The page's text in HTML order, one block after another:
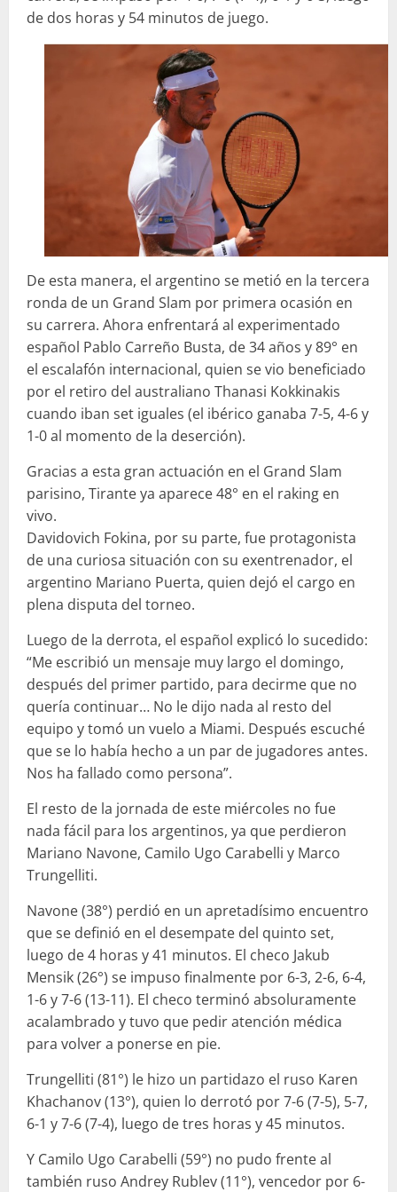
de dos horas y 54 minutos de juego.
De esta manera, el argentino se metió en la tercera
ronda de un Grand Slam por primera ocasión en
su carrera. Ahora enfrentará al experimentado
español Pablo Carreño Busta, de 34 años y 89° en
el escalafón internacional, quien se vio beneficiado
por el retiro del australiano Thanasi Kokkinakis
cuando iban set iguales (el ibérico ganaba 7-5, 4-6 y
1-0 al momento de la deserción).
Gracias a esta gran actuación en el Grand Slam
parisino, Tirante ya aparece 48° en el raking en
vivo.
Davidovich Fokina, por su parte, fue protagonista
de una curiosa situación con su exentrenador, el
argentino Mariano Puerta, quien dejó el cargo en
plena disputa del torneo.
Luego de la derrota, el español explicó lo sucedido:
“Me escribió un mensaje muy largo el domingo,
después del primer partido, para decirme que no
quería continuar… No le dijo nada al resto del
equipo y tomó un vuelo a Miami. Después escuché
que se lo había hecho a un par de jugadores antes.
Nos ha fallado como persona”.
El resto de la jornada de este miércoles no fue
nada fácil para los argentinos, ya que perdieron
Mariano Navone, Camilo Ugo Carabelli y Marco
Trungelliti.
Navone (38°) perdió en un apretadísimo encuentro
que se definió en el desempate del quinto set,
luego de 4 horas y 41 minutos. El checo Jakub
Mensik (26°) se impuso finalmente por 6-3, 2-6, 6-4,
1-6 y 7-6 (13-11). El checo terminó absoluramente
acalambrado y tuvo que pedir atención médica
para volver a ponerse en pie.
Trungelliti (81°) le hizo un partidazo el ruso Karen
Khachanov (13°), quien lo derrotó por 7-6 (7-5), 5-7,
6-1 y 7-6 (7-4), luego de tres horas y 45 minutos.
Y Camilo Ugo Carabelli (59°) no pudo frente al
también ruso Andrey Rublev (11°), vencedor por 6-